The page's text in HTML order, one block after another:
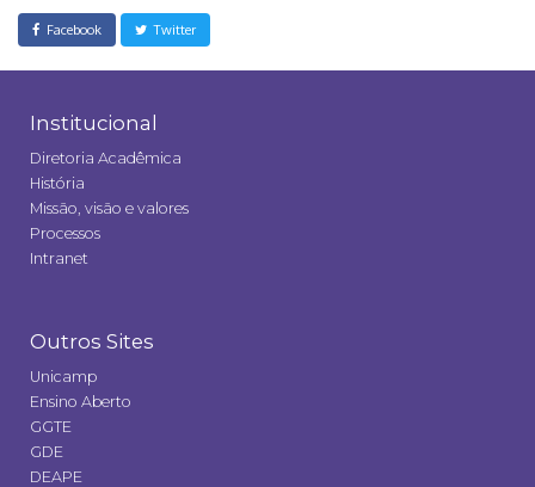
Facebook Twitter
Institucional
Diretoria Acadêmica
História
Missão, visão e valores
Processos
Intranet
Outros Sites
Unicamp
Ensino Aberto
GGTE
GDE
DEAPE